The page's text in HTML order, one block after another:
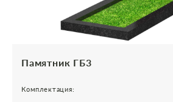
Памятник ГБ3
Комплектация: